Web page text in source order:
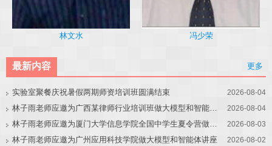
林文水 冯少荣
最新内容 更多
实验室聚餐庆祝暑假两期师资培训班圆满结束 2026-08-04
2026-08-04
2026-08-03
林子雨老师应邀为广州应用科技学院做大模型和智能体讲座 2026-08-02